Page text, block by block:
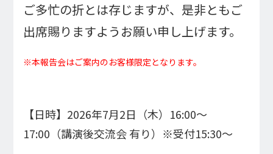
ご多忙の折とは存じますが、是非ともご
出席賜りますようお願い申し上げます。
※本報告会はご案内のお客様限定となります。
【日時】2026年7月2日（木）16:00～
17:00（講演後交流会 有り）※受付15:30～